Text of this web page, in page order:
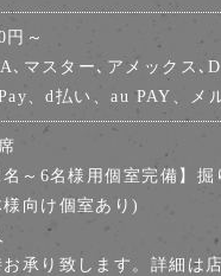
円～
､マスター､アメックス､
、d払い、au PAY、メ
～6名様用個室完備】掘
様向け個室あり)
お承り致します。詳細は